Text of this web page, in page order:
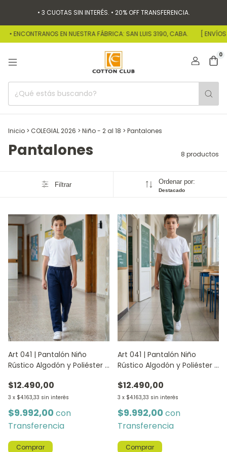
• 3 CUOTAS SIN INTERÉS. • 20% OFF TRANSFERENCIA.
• ENCONTRANOS EN NUESTRA FÁBRICA: SAN LUIS 3190, CABA. [ ENVÍOS
0
Inicio > COLEGIAL 2026 > Niño - 2 al 18 > Pantalones
Pantalones 8 productos
Filtrar Ordenar por:
Destacado
Art 041 | Pantalón Niño
Rústico Algodón y Poliéster -
$12.490,00
3 x $4.163,33 sin interés
$9.992,00 con
Transferencia
Comprar
Art 041 | Pantalón Niño
Rústico Algodón y Poliéster -
$12.490,00
3 x $4.163,33 sin interés
$9.992,00 con
Transferencia
Comprar